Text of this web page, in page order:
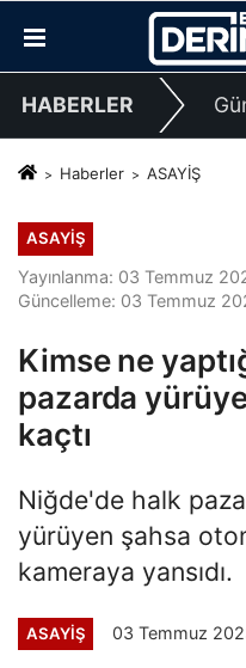
HABERLER
Haberler ASAYİŞ
ASAYİŞ
Yayınlanma: 03 Temmuz
Güncelleme: 03 Temmuz
Kimse ne
pazarda
kaçtı
Niğde'de halk
yürüyen şahsa
kameraya yansıdı.
ASAYİŞ 03 Temmuz